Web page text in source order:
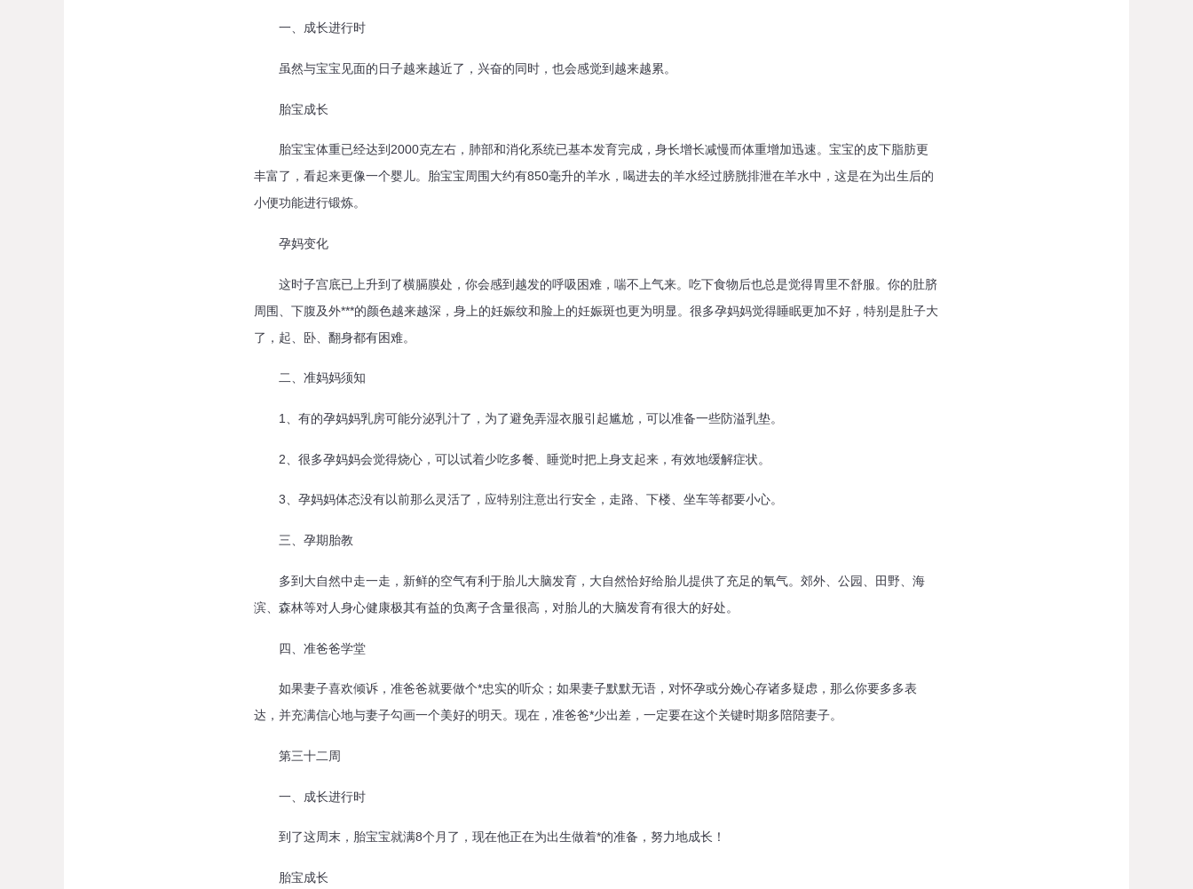
一、成长进行时
虽然与宝宝见面的日子越来越近了，兴奋的同时，也会感觉到越来越累。
胎宝成长
胎宝宝体重已经达到2000克左右，肺部和消化系统已基本发育完成，身长增长减慢而体重增加迅速。宝宝的皮下脂肪更
丰富了，看起来更像一个婴儿。胎宝宝周围大约有850毫升的羊水，喝进去的羊水经过膀胱排泄在羊水中，这是在为出生后的
小便功能进行锻炼。
孕妈变化
这时子宫底已上升到了横膈膜处，你会感到越发的呼吸困难，喘不上气来。吃下食物后也总是觉得胃里不舒服。你的肚脐
周围、下腹及外***的颜色越来越深，身上的妊娠纹和脸上的妊娠斑也更为明显。很多孕妈妈觉得睡眠更加不好，特别是肚子大
了，起、卧、翻身都有困难。
二、准妈妈须知
1、有的孕妈妈乳房可能分泌乳汁了，为了避免弄湿衣服引起尴尬，可以准备一些防溢乳垫。
2、很多孕妈妈会觉得烧心，可以试着少吃多餐、睡觉时把上身支起来，有效地缓解症状。
3、孕妈妈体态没有以前那么灵活了，应特别注意出行安全，走路、下楼、坐车等都要小心。
三、孕期胎教
多到大自然中走一走，新鲜的空气有利于胎儿大脑发育，大自然恰好给胎儿提供了充足的氧气。郊外、公园、田野、海
滨、森林等对人身心健康极其有益的负离子含量很高，对胎儿的大脑发育有很大的好处。
四、准爸爸学堂
如果妻子喜欢倾诉，准爸爸就要做个*忠实的听众；如果妻子默默无语，对怀孕或分娩心存诸多疑虑，那么你要多多表
达，并充满信心地与妻子勾画一个美好的明天。现在，准爸爸*少出差，一定要在这个关键时期多陪陪妻子。
第三十二周
一、成长进行时
到了这周末，胎宝宝就满8个月了，现在他正在为出生做着*的准备，努力地成长！
胎宝成长